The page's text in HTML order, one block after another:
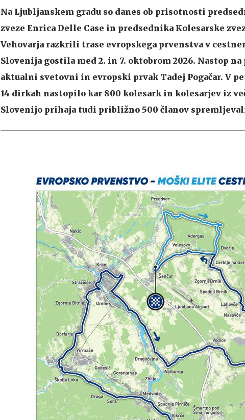
Na Ljubljanskem gradu so danes ob prisotnosti
zveze Enrica Delle Case in predsednika Kolesarske
Vehovarja razkrili trase evropskega prvenstva v
Slovenija gostila med 2. in 7. oktobrom 2026. Nastop
aktualni svetovni in evropski prvak Tadej Pogačar. V
14 dirkah nastopilo kar 800 kolesark in kolesarjev iz
Slovenijo prihaja tudi približno 500 članov